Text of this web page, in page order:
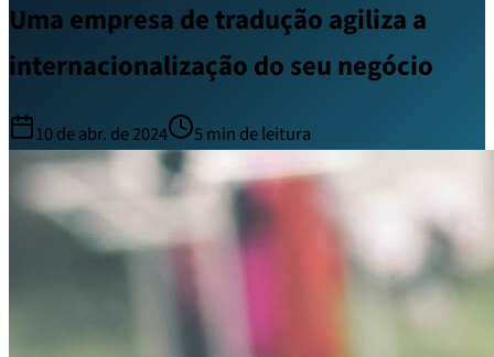
Uma empresa de tradução agiliza a
internacionalização do seu negócio
10 de abr. de 2024 5min de leitura